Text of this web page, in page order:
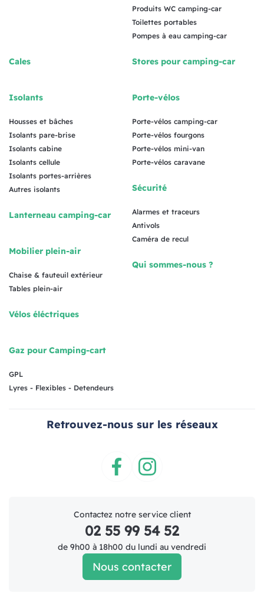
Produits WC camping-car
Toilettes portables
Pompes à eau camping-car
Cales
Isolants
Housses et bâches
Isolants pare-brise
Isolants cabine
Isolants cellule
Isolants portes-arrières
Autres isolants
Lanterneau camping-car
Mobilier plein-air
Chaise & fauteuil extérieur
Tables plein-air
Vélos éléctriques
Gaz pour Camping-cart
GPL
Lyres - Flexibles - Detendeurs
Stores pour camping-car
Porte-vélos
Porte-vélos camping-car
Porte-vélos fourgons
Porte-vélos mini-van
Porte-vélos caravane
Sécurité
Alarmes et traceurs
Antivols
Caméra de recul
Qui sommes-nous ?
Retrouvez-nous sur les réseaux
Contactez notre service client
02 55 99 54 52
de 9h00 à 18h00 du lundi au vendredi
Nous contacter